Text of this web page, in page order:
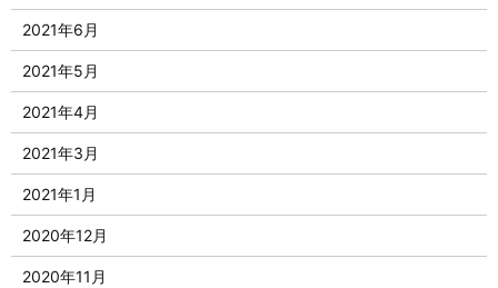
2021年6月
2021年5月
2021年4月
2021年3月
2021年1月
2020年12月
2020年11月